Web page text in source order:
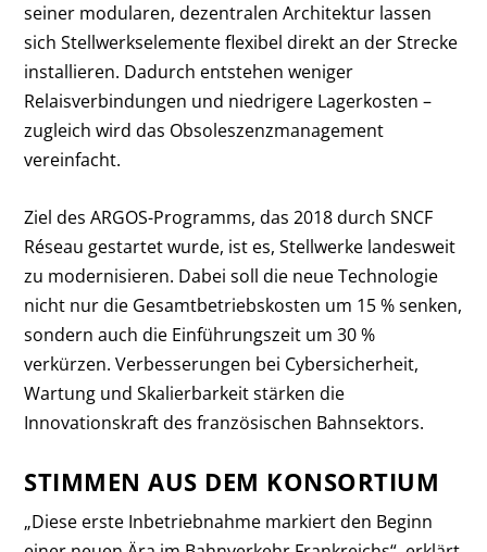
seiner modularen, dezentralen Architektur lassen
sich Stellwerkselemente flexibel direkt an der Strecke
installieren. Dadurch entstehen weniger
Relaisverbindungen und niedrigere Lagerkosten –
zugleich wird das Obsoleszenzmanagement
vereinfacht.
Ziel des ARGOS-Programms, das 2018 durch SNCF
Réseau gestartet wurde, ist es, Stellwerke landesweit
zu modernisieren. Dabei soll die neue Technologie
nicht nur die Gesamtbetriebskosten um 15 % senken,
sondern auch die Einführungszeit um 30 %
verkürzen. Verbesserungen bei Cybersicherheit,
Wartung und Skalierbarkeit stärken die
Innovationskraft des französischen Bahnsektors.
STIMMEN AUS DEM KONSORTIUM
„Diese erste Inbetriebnahme markiert den Beginn